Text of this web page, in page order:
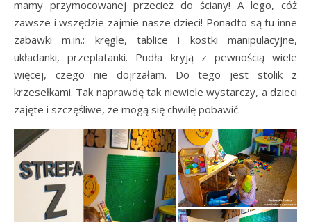
mamy przymocowanej przecież do ściany! A lego, cóż
zawsze i wszędzie zajmie nasze dzieci! Ponadto są tu inne
zabawki m.in.: kręgle, tablice i kostki manipulacyjne,
układanki, przeplatanki. Pudła kryją z pewnością wiele
więcej, czego nie dojrzałam. Do tego jest stolik z
krzesełkami. Tak naprawdę tak niewiele wystarczy, a dzieci
zajęte i szczęśliwe, że mogą się chwilę pobawić.